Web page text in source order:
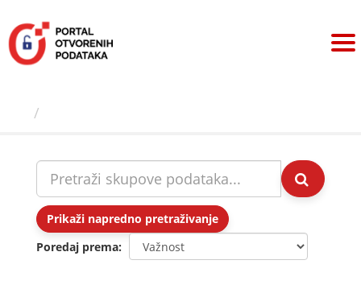
sadržaj
Prikaži napredno pretraživanje
Poredaj prema